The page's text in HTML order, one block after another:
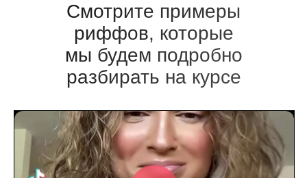
Смотрите примеры
риффов, которые
мы будем подробно
разбирать на курсе